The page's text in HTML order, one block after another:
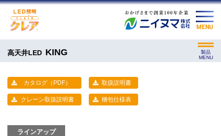
MENU
高天井LED KING
製品
MENU
カタログ（PDF） 取扱説明書
クレーン取扱説明書 梱包仕様表
ラインアップ